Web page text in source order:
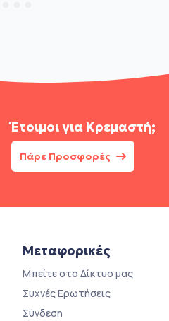
Έτοιμοι για Κρεμαστή;
Πάρε Προσφορές
Μεταφορικές
Μπείτε στο Δίκτυο μας
Συχνές Ερωτήσεις
Σύνδεση